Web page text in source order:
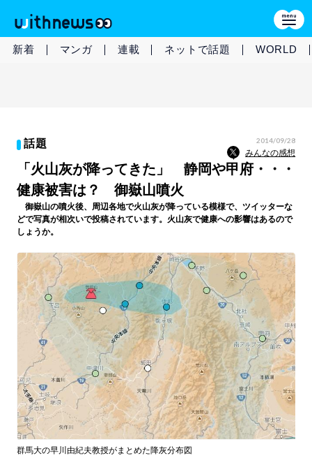
新着 マンガ 連載 ネットで話題 WORLD
話題 2014/09/28
みんなの感想
「火山灰が降ってきた」 静岡や甲府・・・
健康被害は？ 御嶽山噴火
御嶽山の噴火後、周辺各地で火山灰が降っている模様で、ツイッターな
どで写真が相次いで投稿されています。火山灰で健康への影響はあるので
しょうか。
群馬大の早川由紀夫教授がまとめた降灰分布図